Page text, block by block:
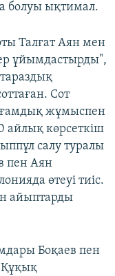
болуы ықтимал.
Талғат Аян мен
ұйымдастырды",
Сот
жұмыспен
айлық көрсеткіш
салу туралы
пен Аян
өтеуі тиіс.
айыптарды
Боқаев пен